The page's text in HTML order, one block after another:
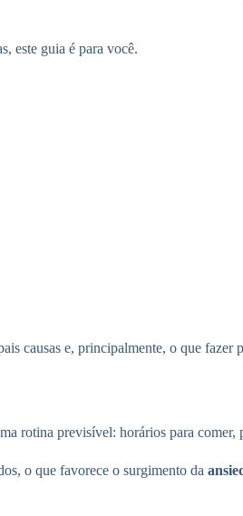
este guia é para você.
causas e, principalmente, o que
rotina previsível: horários para
o que favorece o surgimento da